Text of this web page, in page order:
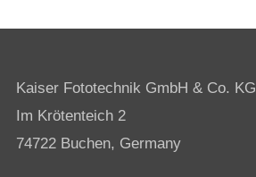
Kaiser Fototechnik GmbH & Co. KG
Im Krötenteich 2
74722 Buchen, Germany